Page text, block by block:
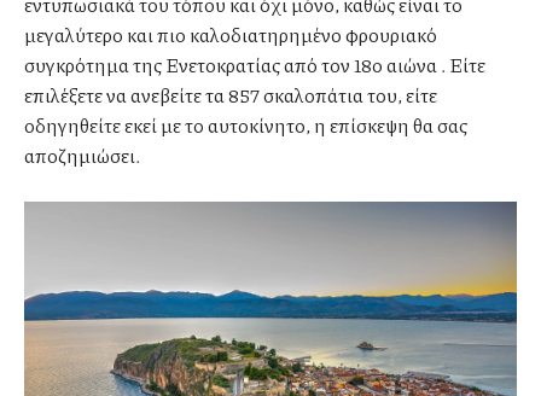
μεγαλύτερο και πιο καλοδιατηρημένο φρουριακό
συγκρότημα της Ενετοκρατίας από τον 18ο αιώνα . Είτε
επιλέξετε να ανεβείτε τα 857 σκαλοπάτια του, είτε
οδηγηθείτε εκεί με το αυτοκίνητο, η επίσκεψη θα σας
αποζημιώσει.